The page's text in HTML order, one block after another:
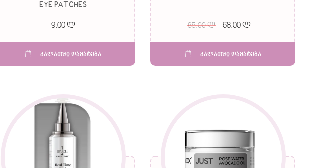
EYE PATCHES
9.00 ლ
კალათში დამატება
85.00 ლ 68.00 ლ
კალათში დამატება